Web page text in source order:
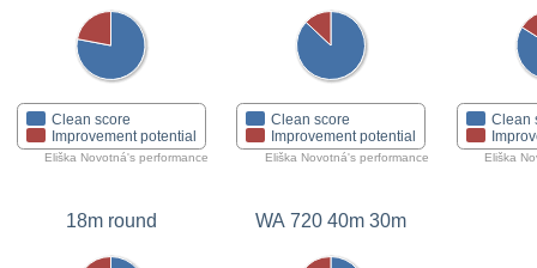
Clean score
Improvement potential
Eliška Novotná's performance
Clean score
Improvement potential
Eliška Novotná's performance
Clean
Eliška
18m round WA 720 40m 30m